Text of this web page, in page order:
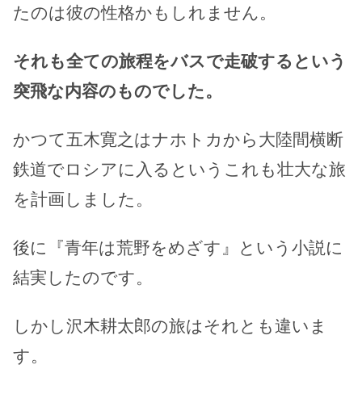
たのは彼の性格かもしれません。
それも全ての旅程をバスで走破するという
突飛な内容のものでした。
かつて五木寛之はナホトカから大陸間横断
鉄道でロシアに入るというこれも壮大な旅
を計画しました。
後に『青年は荒野をめざす』という小説に
結実したのです。
しかし沢木耕太郎の旅はそれとも違いま
す。